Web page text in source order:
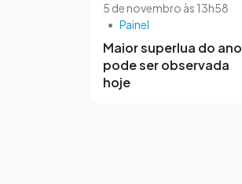
5 de novembro às 13h58
• Painel
Maior superlua do ano
pode ser observada
hoje